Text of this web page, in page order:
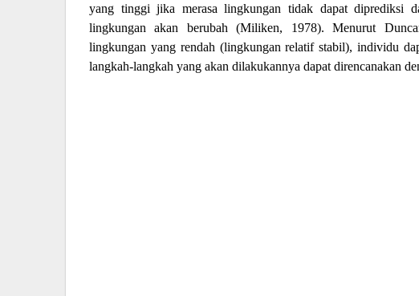
yang tinggi jika merasa lingkungan tidak dapat diprediksi
lingkungan akan berubah (Miliken, 1978). Menurut
lingkungan yang rendah (lingkungan relatif stabil), individu
langkah-langkah yang akan dilakukannya dapat direncanakan